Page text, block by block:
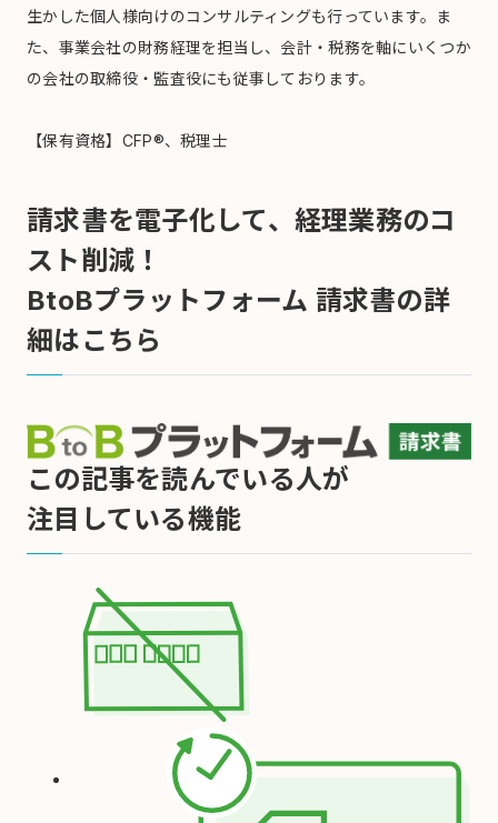
生かした個人様向けのコンサルティングも行っています。ま
た、事業会社の財務経理を担当し、会計・税務を軸にいくつか
の会社の取締役・監査役にも従事しております。
【保有資格】CFP®、税理士
請求書を電子化して、経理業務のコ
スト削減！
BtoBプラットフォーム 請求書の詳
細はこちら
この記事を読んでいる人が
注目している機能